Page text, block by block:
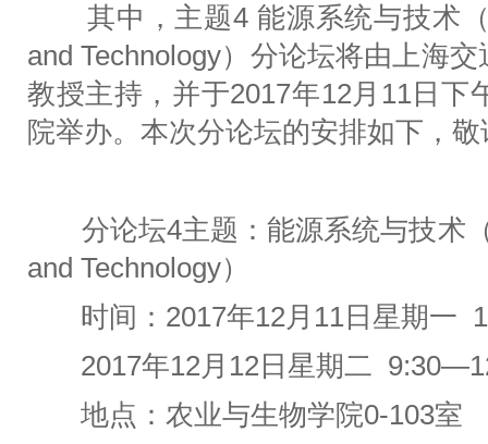
其中，主题4 能源系统与技术（
and Technology）分论坛将由上海
教授主持，并于2017年12月11日下
院举办。本次分论坛的安排如下，
分论坛4主题：能源系统与技术
and Technology）
时间：2017年12月11日星期一
2017年12月12日星期二
地点：农业与生物学院0-103室